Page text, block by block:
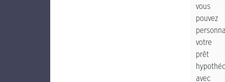
vous
pouvez
votre
prêt
avec